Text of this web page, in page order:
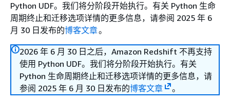
Python UDF。我们将分阶段开始执行。有关 Python 生命
周期终止和迁移选项详情的更多信息，请参阅 2025 年 6
月 30 日发布的博客文章。
2026 年 6 月 30 日之后，Amazon Redshift 不再支持
使用 Python UDF。我们将分阶段开始执行。有关
Python 生命周期终止和迁移选项详情的更多信息，请
参阅 2025 年 6 月 30 日发布的博客文章 。